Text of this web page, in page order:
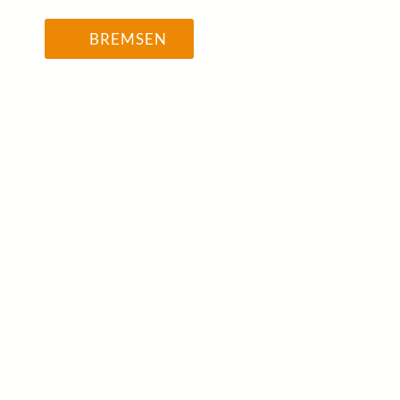
BREMSEN